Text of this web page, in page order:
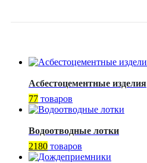
Асбестоцементные изделия
77 товаров
Водоотводные лотки
2180 товаров